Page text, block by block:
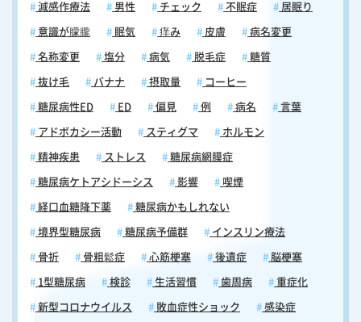
り十分に噴霧できなかった場合は、効果が期待できないことがあります
インフルエンザワクチン）｜質問7】花粉症や鼻炎がある場合でも接種
できますか？ 症状が落ち着いている状態であれば接種可能です。ただ
してからの接種をお勧めします。 【フルミスト点鼻液（経鼻インフルエ
ンザワクチン）｜質問8】迅速検査で陽性反応が出ることがあります
な点やさらに詳しい情報が必要な場合は、診察時にお尋ねください。
個々の状況に応じて、最適なアドバイスをさせていただきます。 フル
クチン）は、インフルエンザの予防接種として使用される鼻噴霧型のワ
クチンです。従来の注射型インフルエンザワクチンとは異なり、鼻から
ワクチン接種）です。 フルミスト点鼻液は注射ではなく、鼻の中に直接
スプレーすることで投与されるため、注射を嫌がるお子さんにとって非
ミストの接種を開始いたします。 フルミスト点鼻液にご興味のある方や
減感作療法 男性 チェック 不眠症 居眠り
意識が朦朧 眠気 痒み 皮膚 病名変更
名称変更 塩分 病気 脱毛症 糖質
抜け毛 バナナ 摂取量 コーヒー
糖尿病性ED ED 偏見 例 病名 言葉
アドボカシー活動 スティグマ ホルモン
精神疾患 ストレス 糖尿病網膜症
糖尿病ケトアシドーシス 影響 喫煙
経口血糖降下薬 糖尿病かもしれない
境界型糖尿病 糖尿病予備群 インスリン療法
骨折 骨粗鬆症 心筋梗塞 後遺症 脳梗塞
1型糖尿病 検診 生活習慣 歯周病 重症化
新型コロナウイルス 敗血症性ショック 感染症